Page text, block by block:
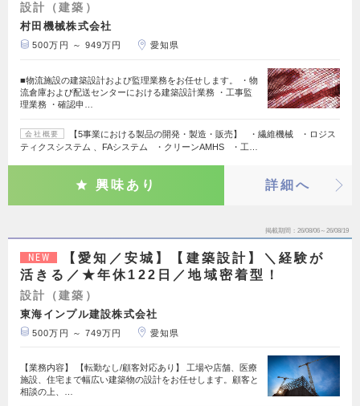
設計（建築）
村田機械株式会社
500万円 ～ 949万円 愛知県
■物流施設の建築設計および監理業務をお任せします。 ・物
流倉庫および配送センターにおける建築設計業務 ・工事監
理業務 ・確認申…
会社概要
【5事業における製品の開発・製造・販売】 ・繊維機械 ・ロジス
ティクスシステム 、FAシステム ・クリーンAMHS ・工…
興味あり 詳細へ
掲載期間 26/08/06～26/08/19
NEW
【愛知／安城】【建築設計】＼経験が
活きる／★年休122日／地域密着型！
設計（建築）
東海インプル建設株式会社
500万円 ～ 749万円 愛知県
【業務内容】 【転勤なし/顧客対応あり】 工場や店舗、医療
施設、住宅まで幅広い建築物の設計をお任せします。顧客と
相談の上、…